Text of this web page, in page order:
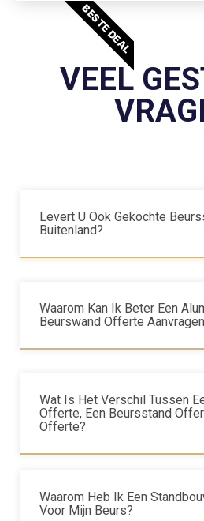
BESTE DEAL
VEEL
Levert U Ook Gekochte
Buitenland?
Waarom Kan Ik Beter Een
Beurswand Offerte
Wat Is Het Verschil Tussen
Offerte, Een Beursstand
Offerte?
Waarom Heb Ik Een
Voor Mijn Beurs?